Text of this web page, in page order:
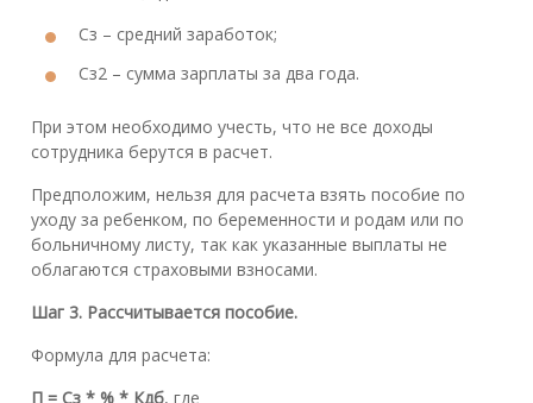
Сз – средний заработок;
Сз2 – сумма зарплаты за два года.
При этом необходимо учесть, что не все доходы
сотрудника берутся в расчет.
Предположим, нельзя для расчета взять пособие по
уходу за ребенком, по беременности и родам или по
больничному листу, так как указанные выплаты не
облагаются страховыми взносами.
Шаг 3. Рассчитывается пособие.
Формула для расчета:
П = Сз * % * Кдб, где